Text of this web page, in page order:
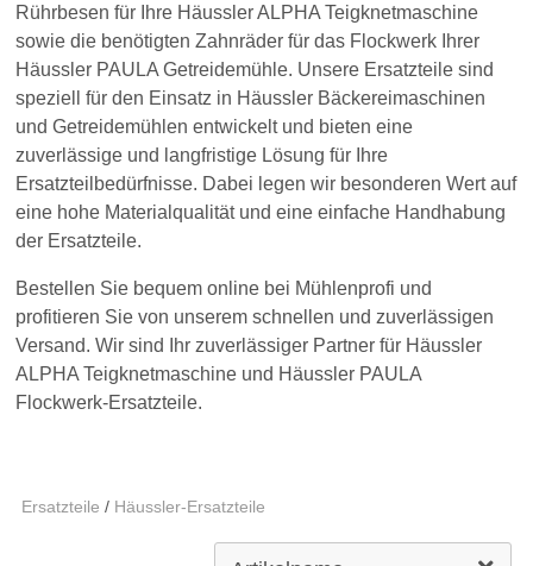
Rührbesen für Ihre Häussler ALPHA Teigknetmaschine
sowie die benötigten Zahnräder für das Flockwerk Ihrer
Häussler PAULA Getreidemühle. Unsere Ersatzteile sind
speziell für den Einsatz in Häussler Bäckereimaschinen
und Getreidemühlen entwickelt und bieten eine
zuverlässige und langfristige Lösung für Ihre
Ersatzteilbedürfnisse. Dabei legen wir besonderen Wert auf
eine hohe Materialqualität und eine einfache Handhabung
der Ersatzteile.
Bestellen Sie bequem online bei Mühlenprofi und
profitieren Sie von unserem schnellen und zuverlässigen
Versand. Wir sind Ihr zuverlässiger Partner für Häussler
ALPHA Teigknetmaschine und Häussler PAULA
Flockwerk-Ersatzteile.
Ersatzteile / Häussler-Ersatzteile